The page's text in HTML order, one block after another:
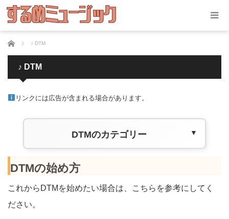
ホーム ♪ DTM
♪ DTM
リンクには広告が含まれる場合があります。
DTMのカテゴリー
DTMの始め方
これからDTMを始めたい場合は、こちらを参考にしてく
ださい。